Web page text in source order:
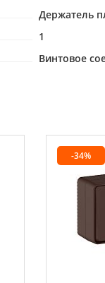
Держатель
1
Винтовое
-34%